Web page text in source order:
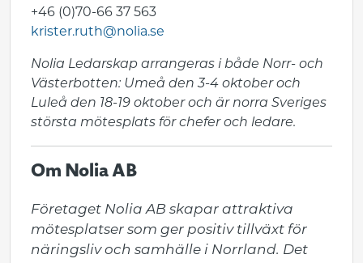
+46 (0)70-66 37 563
krister.ruth@nolia.se
Nolia Ledarskap arrangeras i både Norr- och
Västerbotten: Umeå den 3-4 oktober och
Luleå den 18-19 oktober och är norra Sveriges
största mötesplats för chefer och ledare.
Om Nolia AB
Företaget Nolia AB skapar attraktiva
mötesplatser som ger positiv tillväxt för
näringsliv och samhälle i Norrland. Det